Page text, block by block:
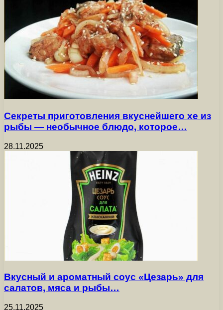
Секреты приготовления вкуснейшего хе из
рыбы — необычное блюдо, которое…
28.11.2025
Вкусный и ароматный соус «Цезарь» для
салатов, мяса и рыбы…
25.11.2025